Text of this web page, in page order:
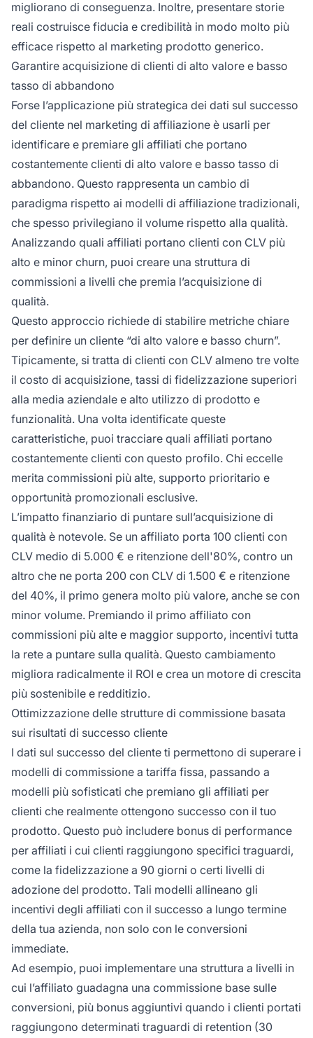
migliorano di conseguenza. Inoltre, presentare storie
reali costruisce fiducia e credibilità in modo molto più
efficace rispetto al marketing prodotto generico.
Garantire acquisizione di clienti di alto valore e basso
tasso di abbandono
Forse l’applicazione più strategica dei dati sul successo
del cliente nel marketing di affiliazione è usarli per
identificare e premiare gli affiliati che portano
costantemente clienti di alto valore e basso tasso di
abbandono. Questo rappresenta un cambio di
paradigma rispetto ai modelli di affiliazione tradizionali,
che spesso privilegiano il volume rispetto alla qualità.
Analizzando quali affiliati portano clienti con CLV più
alto e minor churn, puoi creare una struttura di
commissioni a livelli che premia l’acquisizione di
qualità.
Questo approccio richiede di stabilire metriche chiare
per definire un cliente “di alto valore e basso churn”.
Tipicamente, si tratta di clienti con CLV almeno tre volte
il costo di acquisizione, tassi di fidelizzazione superiori
alla media aziendale e alto utilizzo di prodotto e
funzionalità. Una volta identificate queste
caratteristiche, puoi tracciare quali affiliati portano
costantemente clienti con questo profilo. Chi eccelle
merita commissioni più alte, supporto prioritario e
opportunità promozionali esclusive.
L’impatto finanziario di puntare sull’acquisizione di
qualità è notevole. Se un affiliato porta 100 clienti con
CLV medio di 5.000 € e ritenzione dell'80%, contro un
altro che ne porta 200 con CLV di 1.500 € e ritenzione
del 40%, il primo genera molto più valore, anche se con
minor volume. Premiando il primo affiliato con
commissioni più alte e maggior supporto, incentivi tutta
la rete a puntare sulla qualità. Questo cambiamento
migliora radicalmente il ROI e crea un motore di crescita
più sostenibile e redditizio.
Ottimizzazione delle strutture di commissione basata
sui risultati di successo cliente
I dati sul successo del cliente ti permettono di superare i
modelli di commissione a tariffa fissa, passando a
modelli più sofisticati che premiano gli affiliati per
clienti che realmente ottengono successo con il tuo
prodotto. Questo può includere bonus di performance
per affiliati i cui clienti raggiungono specifici traguardi,
come la fidelizzazione a 90 giorni o certi livelli di
adozione del prodotto. Tali modelli allineano gli
incentivi degli affiliati con il successo a lungo termine
della tua azienda, non solo con le conversioni
immediate.
Ad esempio, puoi implementare una struttura a livelli in
cui l’affiliato guadagna una commissione base sulle
conversioni, più bonus aggiuntivi quando i clienti portati
raggiungono determinati traguardi di retention (30